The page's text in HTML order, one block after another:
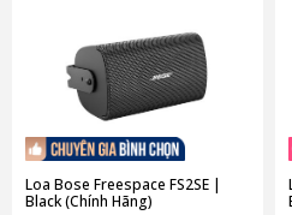
Loa Bose Freespace FS2SE |
Black (Chính Hãng)